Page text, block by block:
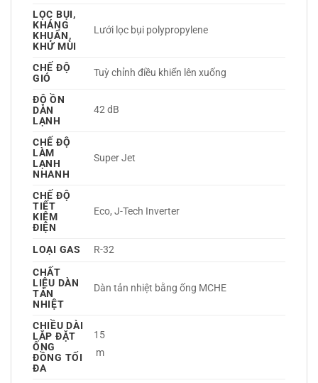
LỌC BỤI,
KHÁNG
KHUẨN,
KHỬ MÙI
Lưới lọc bụi polypropylene
CHẾ ĐỘ
GIÓ
Tuỳ chỉnh điều khiển lên xuống
ĐỘ ỒN
DÀN
LẠNH
42 dB
CHẾ ĐỘ
LÀM
LẠNH
NHANH
Super Jet
CHẾ ĐỘ
TIẾT
KIỆM
ĐIỆN
Eco, J-Tech Inverter
LOẠI GAS
R-32
CHẤT
LIỆU DÀN
TẢN
NHIỆT
Dàn tản nhiệt bằng ống MCHE
CHIỀU DÀI
LẮP ĐẶT
ỐNG
ĐỒNG TỐI
ĐA
15
m